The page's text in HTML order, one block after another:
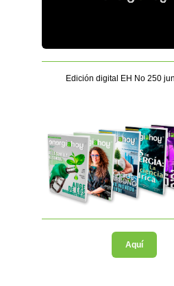
Edición digital EH No 250
Aquí